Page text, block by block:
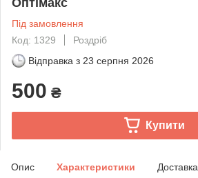
Під замовлення
Код: 1329
Роздріб
Відправка з 23 серпня 2026
500 ₴
Купити
Опис Характеристики Доставка